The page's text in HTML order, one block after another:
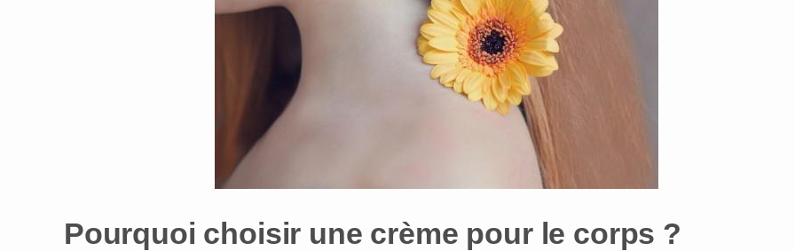
Pourquoi choisir une crème pour le corps ?